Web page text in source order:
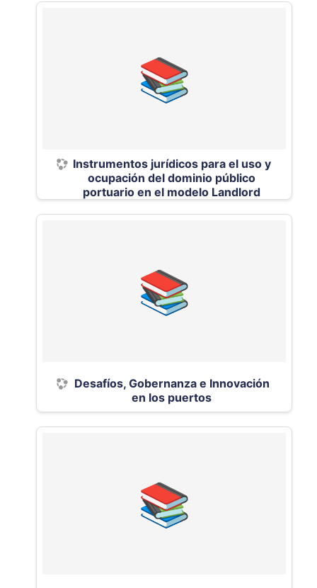
Instrumentos jurídicos para el uso y
ocupación del dominio público
portuario en el modelo Landlord
Desafíos, Gobernanza e Innovación
en los puertos